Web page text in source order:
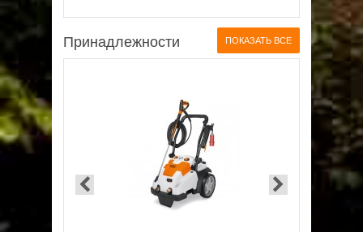
Принадлежности ПОКАЗАТЬ ВСЕ